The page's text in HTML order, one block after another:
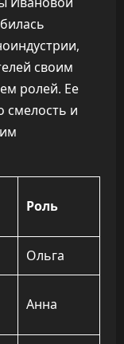
своим
ролей. Ее
смелость и
Роль
Ольга
Анна